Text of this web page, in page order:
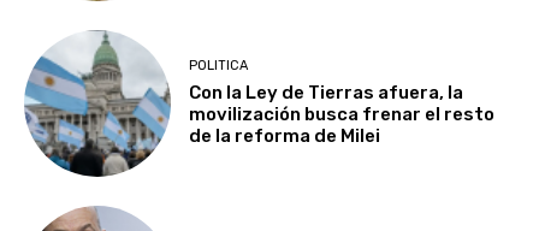
POLITICA
Con la Ley de Tierras afuera, la
movilización busca frenar el resto
de la reforma de Milei